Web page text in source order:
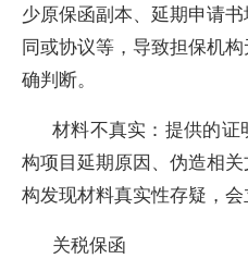
少原保函副本、延期申请
同或协议等，导致担保机
确判断。
材料不真实：提供的
构项目延期原因、伪造相
构发现材料真实性存疑，会
关税保函